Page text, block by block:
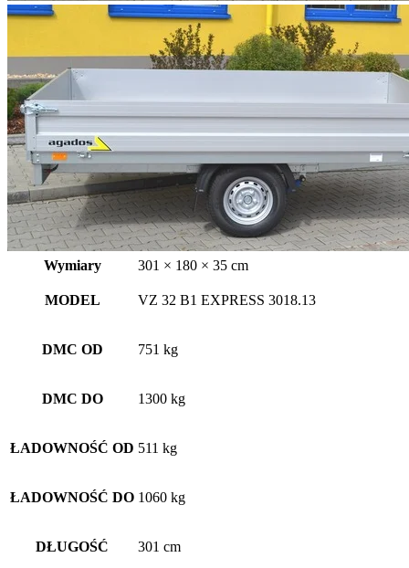
Wymiary 301 × 180 × 35 cm
MODEL VZ 32 B1 EXPRESS 3018.13
DMC OD 751 kg
DMC DO 1300 kg
ŁADOWNOŚĆ OD 511 kg
ŁADOWNOŚĆ DO 1060 kg
DŁUGOŚĆ 301 cm